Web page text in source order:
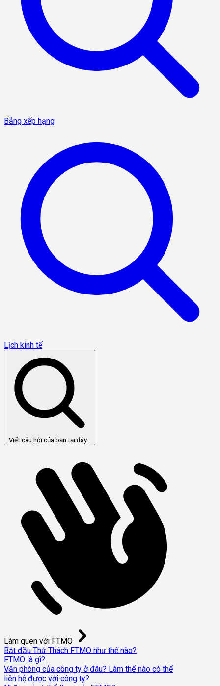
Bảng xếp hạng
Lịch kinh tế
Viết câu hỏi của bạn tại đây...
Làm quen với FTMO
Bắt đầu Thử Thách FTMO như thế nào?
FTMO là gì?
Văn phòng của công ty ở đâu? Làm thế nào có thể
liên hệ được với công ty?